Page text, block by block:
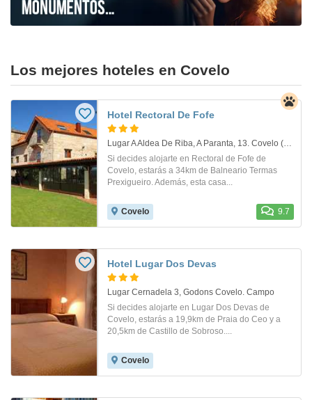
Los mejores hoteles en Covelo
Hotel Rectoral De Fofe
Lugar A Aldea De Riba, A Paranta, 13. Covelo (Pontevedra)
Si decides alojarte en Rectoral de Fofe de
Covelo, estarás a 34km de Balneario Termas
Prexigueiro. Además, esta casa...
Covelo 9.7
Hotel Lugar Dos Devas
Lugar Cernadela 3, Godons Covelo. Campo
Si decides alojarte en Lugar Dos Devas de
Covelo, estarás a 19,9km de Praia do Ceo y a
20,5km de Castillo de Sobroso....
Covelo